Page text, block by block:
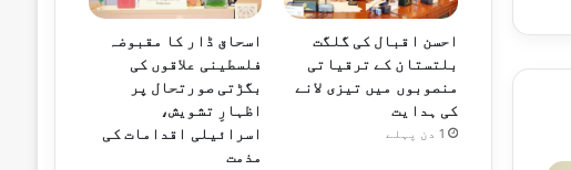
احسن اقبال کی گلگت
بلتستان کے ترقیاتی
منصوبوں میں تیزی لانے
کی ہدایت
1 دن پہلے
اسحاق ڈار کا مقبوضہ
فلسطینی علاقوں کی
بگڑتی صورتحال پر
اظہارِ تشویش،
اسرائیلی اقدامات کی
مذمت